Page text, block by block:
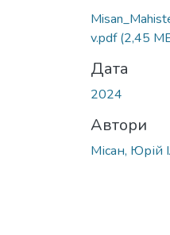
v.pdf(2,45
Дата
2024
Автори
Місан, Юрій